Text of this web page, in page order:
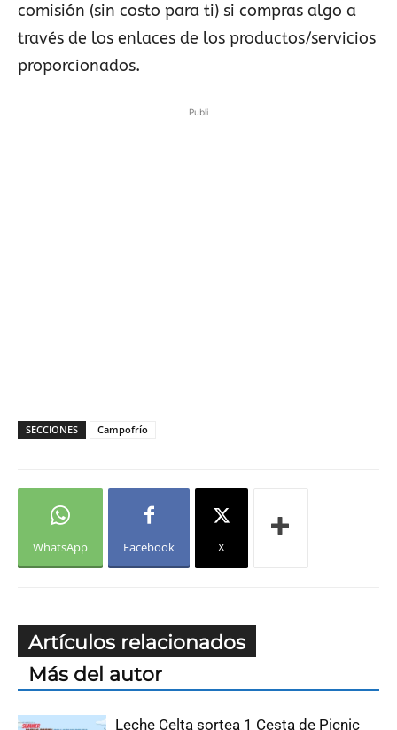
comisión (sin costo para ti) si compras algo a
través de los enlaces de los productos/servicios
proporcionados.
Publi
SECCIONES Campofrío
WhatsApp Facebook X
Artículos relacionados
Más del autor
Leche Celta sortea 1 Cesta de Picnic